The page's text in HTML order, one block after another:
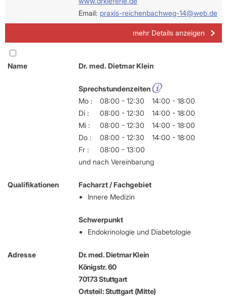
Email: praxis-reichenbachweg-14@web.de
mehr Details anzeigen
Name Dr. med. Dietmar Klein
Sprechstundenzeiten
Mo :
08:00 - 12:30
14:00 - 18:00
Di :
08:00 - 12:30
14:00 - 18:00
Mi :
08:00 - 12:30
14:00 - 18:00
Do :
08:00 - 12:30
14:00 - 18:00
Fr :
08:00 - 13:00
und nach Vereinbarung
Qualifikationen
Facharzt / Fachgebiet
Innere Medizin
Schwerpunkt
Endokrinologie und Diabetologie
Adresse
Dr. med. Dietmar Klein
Königstr. 60
70173 Stuttgart
Ortsteil: Stuttgart (Mitte)